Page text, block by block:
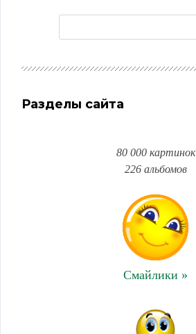
Разделы сайта
80 000 картинок
226 альбомов
Смайлики »